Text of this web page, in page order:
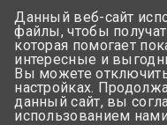
Данный веб-сайт
файлы, чтобы
которая помогает
интересные и
Вы можете
настройках.
данный сайт, вы
использованием